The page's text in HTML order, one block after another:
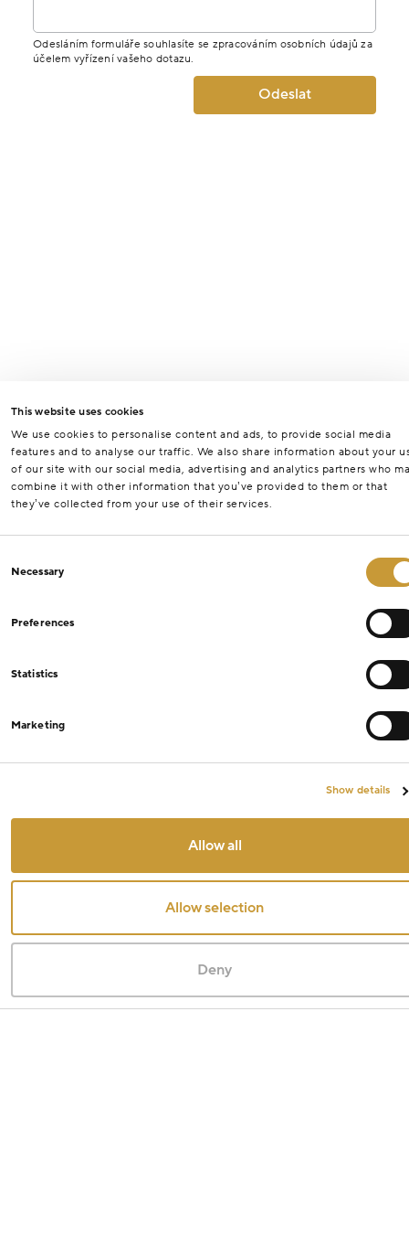
This website uses cookies
We use cookies to personalise content and ads, to provide social media
features and to analyse our traffic. We also share information about your
of our site with our social media, advertising and analytics partners who
combine it with other information that you’ve provided to them or that
they’ve collected from your use of their services.
Selection
Necessary
Preferences
Statistics
Marketing
Show details
Allow all
Allow selection
Deny
Odesláním formuláře souhlasíte se zpracováním osobních údajů za
účelem vyřízení vašeho dotazu.
Odeslat